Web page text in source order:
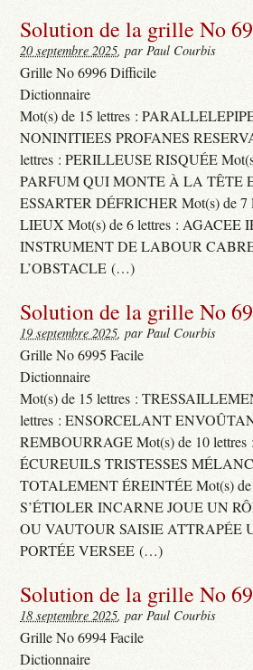
Solution de la grille No
20 septembre 2025, par Paul Courbis
Grille No 6996 Difficile
Dictionnaire
Mot(s) de 15 lettres :
NONINITIEES PROFANES
lettres : PERILLEUSE RISQUÉE
PARFUM QUI MONTE À LA TÊTE
ESSARTER DÉFRICHER Mot(s) de
LIEUX Mot(s) de 6 lettres :
INSTRUMENT DE LABOUR
L’OBSTACLE (…)
Solution de la grille No
19 septembre 2025, par Paul Courbis
Grille No 6995 Facile
Dictionnaire
Mot(s) de 15 lettres :
lettres : ENSORCELANT
REMBOURRAGE Mot(s) de 10
ÉCUREUILS TRISTESSES
TOTALEMENT ÉREINTÉE Mot(s)
S’ÉTIOLER INCARNE JOUE UN
OU VAUTOUR SAISIE ATTRAPÉE
PORTÉE VERSEE (…)
Solution de la grille No
18 septembre 2025, par Paul Courbis
Grille No 6994 Facile
Dictionnaire